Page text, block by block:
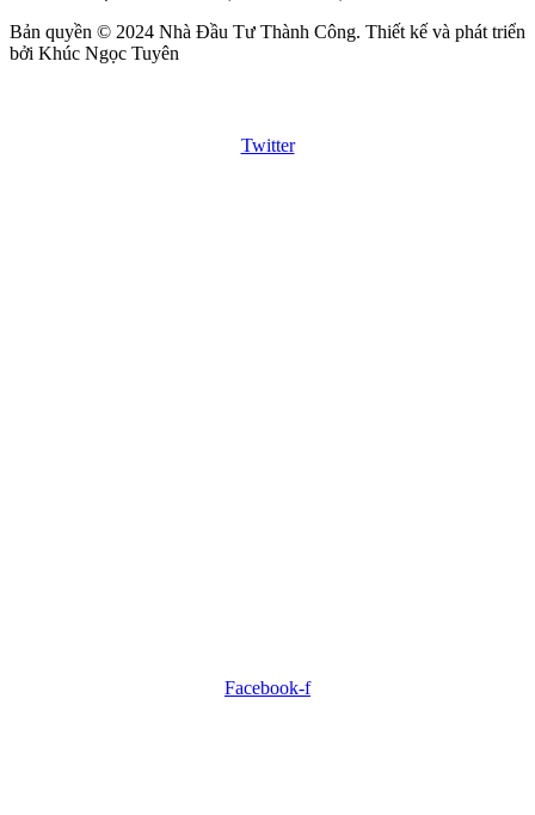
Bản quyền © 2024 Nhà Đầu Tư Thành Công. Thiết kế và phát triển
bởi Khúc Ngọc Tuyên
Twitter
Facebook-f